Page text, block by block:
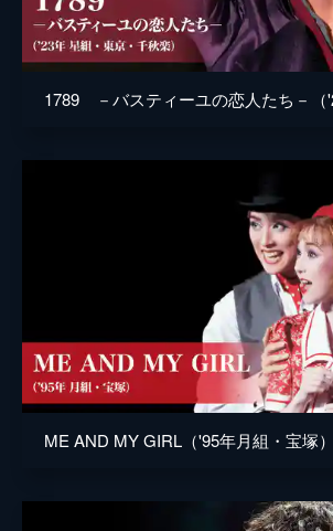
ME AND MY GIRL（'95年月組・宝塚）